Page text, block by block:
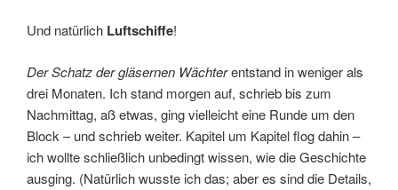
Und natürlich Luftschiffe!
Der Schatz der gläsernen Wächterentstand in weniger als
drei Monaten. Ich stand morgen auf, schrieb bis zum
Nachmittag, aß etwas, ging vielleicht eine Runde um den
Block – und schrieb weiter. Kapitel um Kapitel flog dahin –
ich wollte schließlich unbedingt wissen, wie die Geschichte
ausging. (Natürlich wusste ich das; aber es sind die Details,